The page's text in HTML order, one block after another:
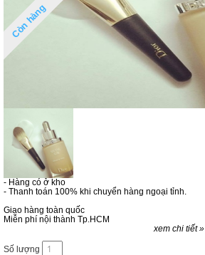
Còn hàng
- Hàng có ở kho
- Thanh toán 100% khi chuyển hàng ngoại tỉnh.
Giao hàng toàn quốc
Miễn phí nội thành Tp.HCM
xem chi tiết »
Số lượng